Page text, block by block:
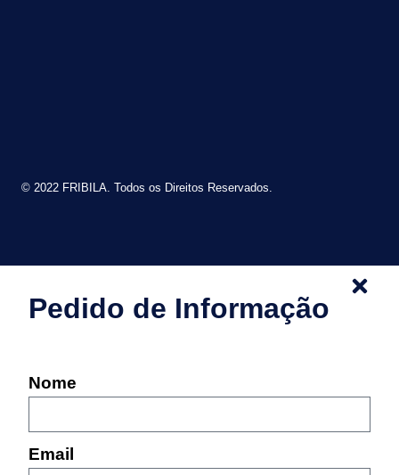
© 2022 FRIBILA. Todos os Direitos Reservados.
Pedido de Informação
Nome
Email